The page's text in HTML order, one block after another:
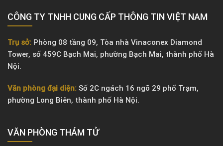
CÔNG TY TNHH CUNG CẤP THÔNG TIN VIỆT NAM
Trụ sở: Phòng 08 tầng 09, Tòa nhà Vinaconex Diamond
Tower, số 459C Bạch Mai, phường Bạch Mai, thành phố Hà
Nội.
Văn phòng đại diện: Số 2C ngách 16 ngõ 29 phố Trạm,
phường Long Biên, thành phố Hà Nội.
VĂN PHÒNG ​THÁM TỬ